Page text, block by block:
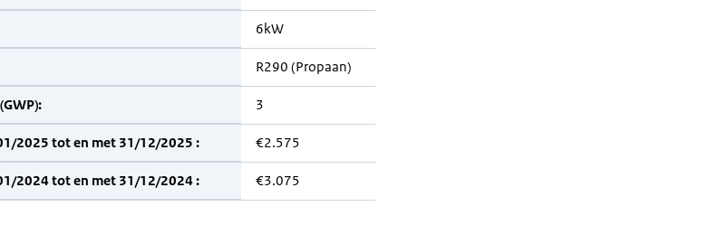
6kW
R290 (Propaan)
3
2025 tot en met 31/12/2025 : €2.575
2024 tot en met 31/12/2024 : €3.075